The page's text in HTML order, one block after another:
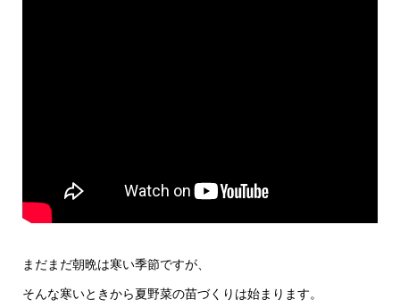
まだまだ朝晩は寒い季節ですが、
そんな寒いときから夏野菜の苗づくりは始まります。